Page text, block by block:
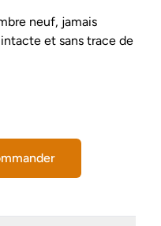
neuf, jamais
et sans trace de